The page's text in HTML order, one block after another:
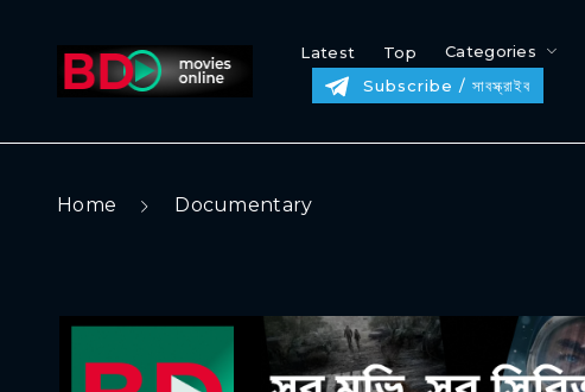
Latest Top Categories
Subscribe / সাবস্ক্রাইব
Home Documentary